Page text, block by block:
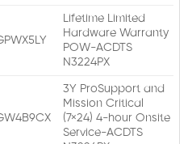
Lifetime Limited
Hardware Warranty
POW-ACDTS
N3224PX
3Y ProSupport and
Mission Critical
(7×24) 4-hour Onsite
Service-ACDTS